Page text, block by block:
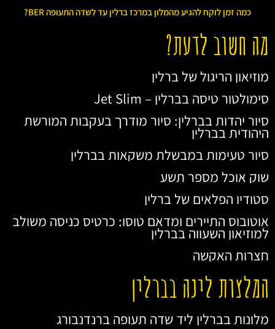
כמה זמן לוקח להגיע מהמלון במרכז ברלין עד לשדה התעופה BER?
מה חשוב לדעת?
מוזיאון הריגול של ברלין
סימולטור טיסה בברלין – Jet Slim
סיור יהדות בברלין: סיור מודרך בעקבות המורשת
היהודית בברלין
סיור טעימות במבשלת משקאות בברלין
שוק אוכל מספר תשע
סטודיו הפלאים של ברלין
אוטובוס התיירים ומדאם טוסו: כרטיס כניסה משולב
למוזיאון השעווה בברלין
חצרות האקשה
המלצות לינה בברלין
מלונות בברלין ליד שדה תעופה ברנדנבורג